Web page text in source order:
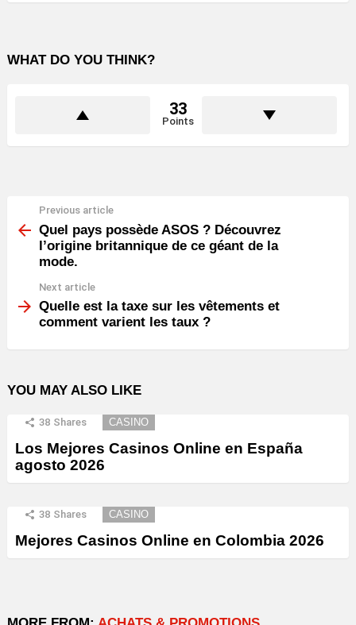
WHAT DO YOU THINK?
33
Points
more
Previous article
Quel pays possède ASOS ? Découvrez
l’origine britannique de ce géant de la
mode.
Next article
Quelle est la taxe sur les vêtements et
comment varient les taux ?
YOU MAY ALSO LIKE
38 Shares CASINO
Los Mejores Casinos Online en España
agosto 2026
38 Shares CASINO
Mejores Casinos Online en Colombia 2026